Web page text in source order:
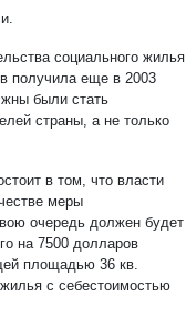
социального жилья
получила еще в 2003
были стать
страны, а не только
в том, что власти
меры
очередь должен будет
на 7500 долларов
площадью 36 кв.
с себестоимостью